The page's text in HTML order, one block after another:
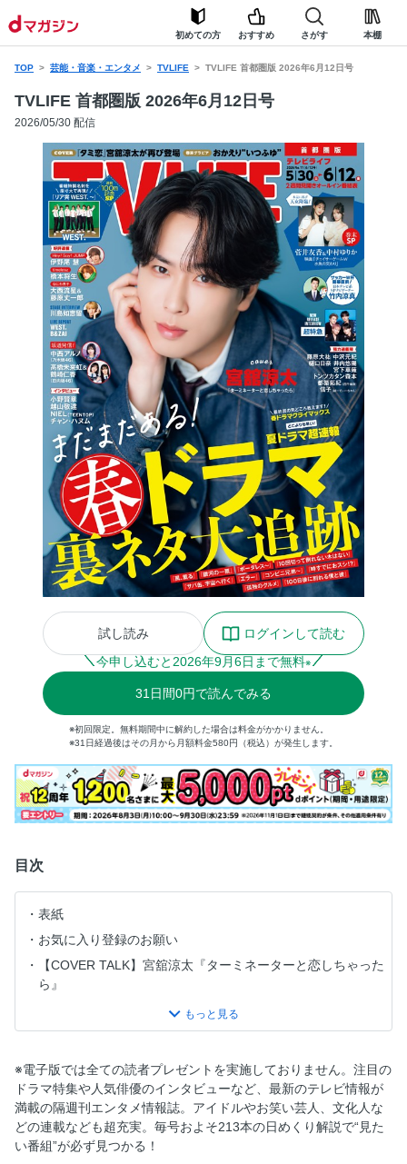
初めての方 おすすめ さがす 本棚
TOP 芸能・音楽・エンタメ TVLIFE TVLIFE 首都圏版 2026年6月12日号
TVLIFE 首都圏版 2026年6月12日号
2026/05/30 配信
試し読み
ログインして読む
今申し込むと 2026年9月6日まで無料※
31 日間0円で読んでみる
※初回限定。無料期間中に解約した場合は料金がかかりません。
※31日経過後はその月から月額料金580円（税込）が発生します。
目次
表紙
お気に入り登録のお願い
【COVER TALK】宮舘涼太『ターミネーターと恋しちゃった
ら』
7月期の新ドラマがやって来る！ 夏ドラマ超速報
春ドラマの裏ネタを大追跡！ 『風、薫る』『エラー』
春ドラマの裏ネタを大追跡！ 『10回切って倒れない木はな
い』『サバ缶、宇宙へ行く』
春ドラマの裏ネタを大追跡！ 『銀河の一票』『コンビニ兄
弟～』
※電子版では全ての読者プレゼントを実施しておりません。注目の
ドラマ特集や人気俳優のインタビューなど、最新のテレビ情報が
満載の隔週刊エンタメ情報誌。アイドルやお笑い芸人、文化人な
どの連載なども超充実。毎号およそ213本の日めくり解説で“見た
い番組”が必ず見つかる！